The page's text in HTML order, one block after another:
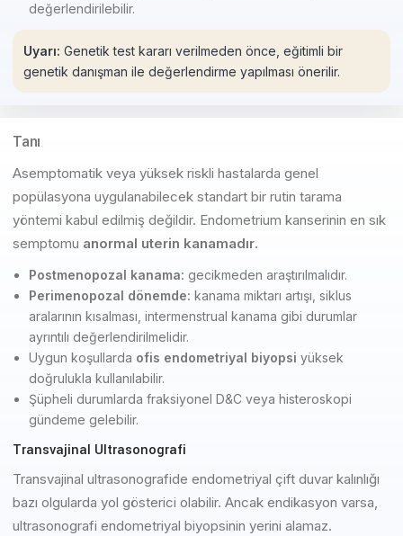
değerlendirilebilir.
Uyarı: Genetik test kararı verilmeden önce, eğitimli bir
genetik danışman ile değerlendirme yapılması önerilir.
Tanı
Asemptomatik veya yüksek riskli hastalarda genel
popülasyona uygulanabilecek standart bir rutin tarama
yöntemi kabul edilmiş değildir. Endometrium kanserinin en sık
semptomu anormal uterin kanamadır.
Postmenopozal kanama: gecikmeden araştırılmalıdır.
Perimenopozal dönemde: kanama miktarı artışı, siklus
aralarının kısalması, intermenstrual kanama gibi durumlar
ayrıntılı değerlendirilmelidir.
Uygun koşullarda ofis endometriyal biyopsi yüksek
doğrulukla kullanılabilir.
Şüpheli durumlarda fraksiyonel D&C veya histeroskopi
gündeme gelebilir.
Transvajinal Ultrasonografi
Transvajinal ultrasonografide endometriyal çift duvar kalınlığı
bazı olgularda yol gösterici olabilir. Ancak endikasyon varsa,
ultrasonografi endometriyal biyopsinin yerini alamaz.